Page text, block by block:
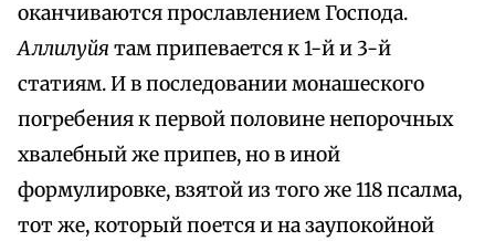
оканчиваются прославлением Господа.
Аллилуйя там припевается к 1-й и 3-й
статиям. И в последовании монашеского
погребения к первой половине непорочных
хвалебный же припев, но в иной
формулировке, взятой из того же 118 псалма,
тот же, который поется и на заупокойной